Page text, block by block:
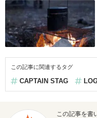
この記事に関連するタグ
CAPTAIN STAG
この記事を書